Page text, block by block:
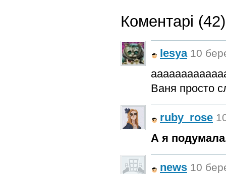
Коментарі (42)
lesya 10
Ваня просто
ruby_rose
А я
news 10